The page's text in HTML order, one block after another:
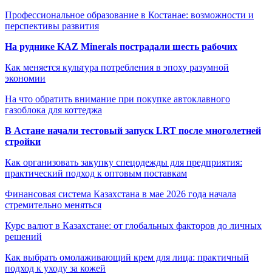
Профессиональное образование в Костанае: возможности и
перспективы развития
На руднике KAZ Minerals пострадали шесть рабочих
Как меняется культура потребления в эпоху разумной
экономии
На что обратить внимание при покупке автоклавного
газоблока для коттеджа
В Астане начали тестовый запуск LRT после многолетней
стройки
Как организовать закупку спецодежды для предприятия:
практический подход к оптовым поставкам
Финансовая система Казахстана в мае 2026 года начала
стремительно меняться
Курс валют в Казахстане: от глобальных факторов до личных
решений
Как выбрать омолаживающий крем для лица: практичный
подход к уходу за кожей